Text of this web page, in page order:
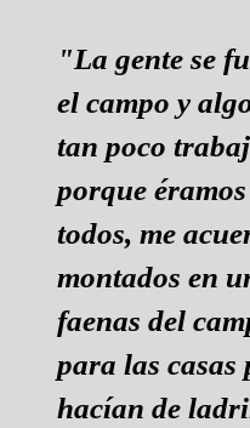
"La gente se
el campo y
tan poco
porque
todos, me
montados en
faenas del
para las casas
hacían de